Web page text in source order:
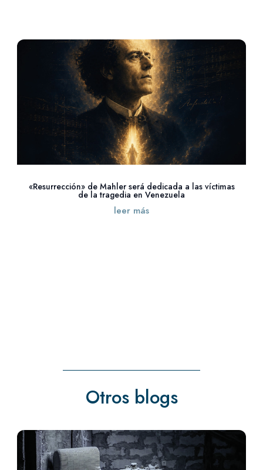
«Resurrección» de Mahler será dedicada a las víctimas
de la tragedia en Venezuela
leer más
Otros blogs